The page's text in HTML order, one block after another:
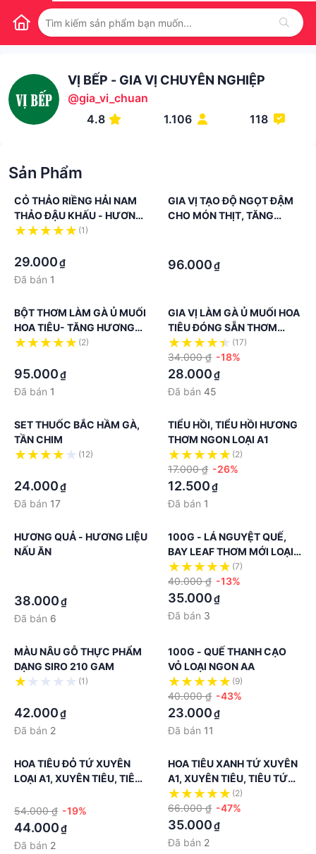
VỊ BẾP - GIA VỊ CHUYÊN NGHIỆP
@gia_vi_chuan
4.8
1.106 118
Sản Phẩm
CỎ THẢO RIỀNG HẢI NAM
THẢO ĐẬU KHẤU - HƯƠNG
LIỆU NẤU ĂN (1)
29.000₫
Đã bán 1
GIA VỊ TẠO ĐỘ NGỌT ĐẬM
CHO MÓN THỊT, TĂNG
96.000₫
BỘT THƠM LÀM GÀ Ủ MUỐI
HOA TIÊU- TĂNG HƯƠNG
THƠM CÁC MÓN GÀ
(2)
95.000₫
Đã bán 1
GIA VỊ LÀM GÀ Ủ MUỐI HOA
TIÊU ĐÓNG SẴN THƠM
NGON, TIỆN LỢI
(17)
34.000 ₫ -18%
28.000₫
Đã bán 45
SET THUỐC BẮC HẦM GÀ,
TẦN CHIM
(12)
24.000₫
Đã bán 17
TIỂU HỒI, TIỂU HỒI HƯƠNG
THƠM NGON LOẠI A1
(2)
17.000 ₫ -26%
12.500₫
Đã bán 1
HƯƠNG QUẢ - HƯƠNG LIỆU
NẤU ĂN
38.000₫
Đã bán 6
100G - LÁ NGUYỆT QUẾ,
BAY LEAF THƠM MỚI LOẠI
AA
(7)
40.000 ₫ -13%
35.000₫
Đã bán 3
MÀU NÂU GỖ THỰC PHẨM
DẠNG SIRO 210 GAM
(1)
42.000₫
Đã bán 2
100G - QUẾ THANH CẠO
VỎ LOẠI NGON AA
(9)
40.000 ₫ -43%
23.000₫
Đã bán 11
HOA TIÊU ĐỎ TỨ XUYÊN
LOẠI A1, XUYÊN TIÊU, TIÊU
54.000 ₫ -19%
44.000₫
Đã bán 2
HOA TIÊU XANH TỨ XUYÊN
A1, XUYÊN TIÊU, TIÊU TỨ
XUYÊN
(2)
66.000 ₫ -47%
35.000₫
Đã bán 2